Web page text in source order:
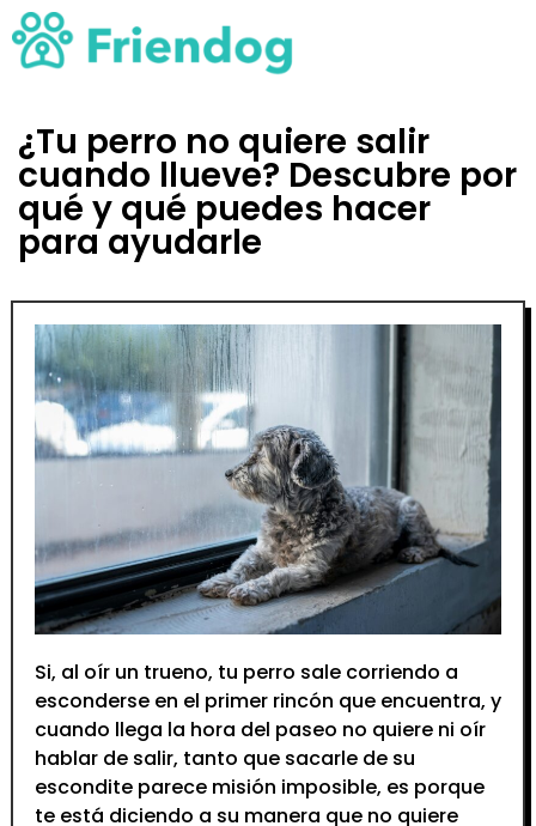
¿Tu perro no quiere salir
cuando llueve? Descubre por
qué y qué puedes hacer
para ayudarle
Si, al oír un trueno, tu perro sale corriendo a
esconderse en el primer rincón que encuentra, y
cuando llega la hora del paseo no quiere ni oír
hablar de salir, tanto que sacarle de su
escondite parece misión imposible, es porque
te está diciendo a su manera que no quiere